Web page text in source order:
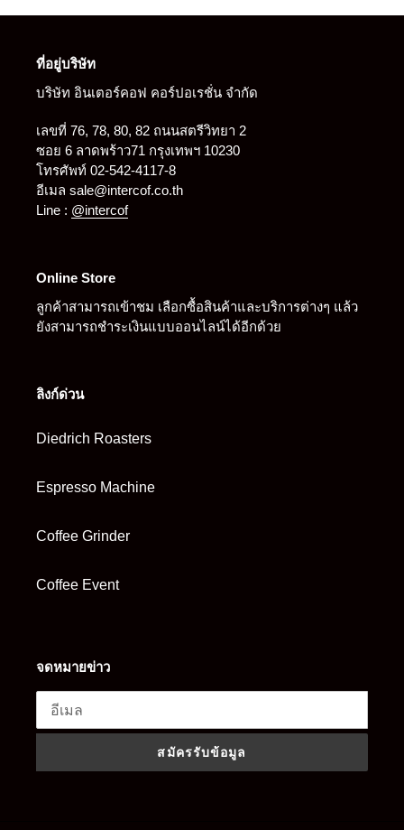
ที่อยู่บริษัท
บริษัท อินเตอร์คอฟ คอร์ปอเรชั่น จำกัด
เลขที่ 76, 78, 80, 82 ถนนสตรีวิทยา 2
ซอย 6 ลาดพร้าว71 กรุงเทพฯ 10230
โทรศัพท์ 02-542-4117-8
อีเมล sale@intercof.co.th
Line : @intercof
Online Store
ลูกค้าสามารถเข้าชม เลือกซื้อสินค้าและบริการต่างๆ แล้ว
ยังสามารถชำระเงินแบบออนไลน์ได้อีกด้วย
ลิงก์ด่วน
Diedrich Roasters
Espresso Machine
Coffee Grinder
Coffee Event
จดหมายข่าว
สมัครรับข้อมูล